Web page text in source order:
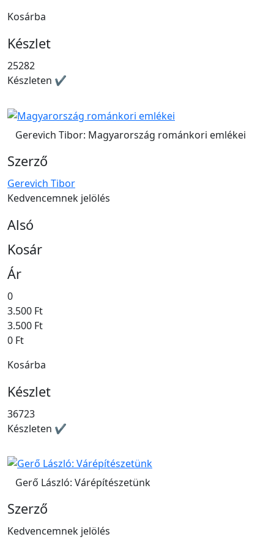
Kosárba
Készlet
25282
Készleten ✔
Gerevich Tibor: Magyarország románkori emlékei
Szerző
Gerevich Tibor
Kedvencemnek jelölés
Alsó
Kosár
Ár
0
3.500 Ft
3.500 Ft
0 Ft
Kosárba
Készlet
36723
Készleten ✔
Gerő László: Várépítészetünk
Szerző
Kedvencemnek jelölés